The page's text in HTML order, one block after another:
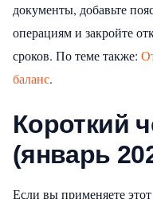
документы, добавьте
операциям и закройте
сроков. По теме также:
баланс.
Короткий
(январь
Если вы применяете